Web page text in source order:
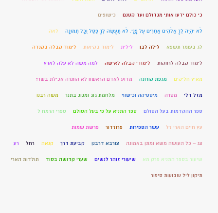
כי כולם ידעו אותי מגדולם ועד קטנם כישופים
לֹא יִהְיֶה לְךָ אֱלֹהִים אֲחֵרִים עַל פָּנָי. לֹא תַעֲשֶׂה לְךָ פֶסֶל וְכָל תְּמוּנָה לאה
לג בעומר תשפא לילה לבן לילית לימוד בקיאות לימוד קבלה בקנדה
לימוד קבלה לרווקות לימודי קבלה לאישה למה משה לא עלה לארץ
מאיץ חליקים מגפת קורונה מדוע לאדם הראשון לא הותרה אכילת בשר?
מזל דלי מטרה מיסטיקה וכישוף מלחמת גוג ומגוג בתנך משה רבנו
ספר ההקדמות בעל הסולם ספר התניא על פי בעל הסולם ספרי הרמח ל
עץ חיים הארי זל עשר הספירות פרוזדור פרשת שמות
צג – כל העושה משא ומתן באמונה צורבא דרבנן קביעת דרך קנאה רחל רע
שיעור בספר התניא פרק מא שיעורי זוהר לנשים שערי קדושה בסוד תולדות הארי
תיקון ליל שבועות סיפור